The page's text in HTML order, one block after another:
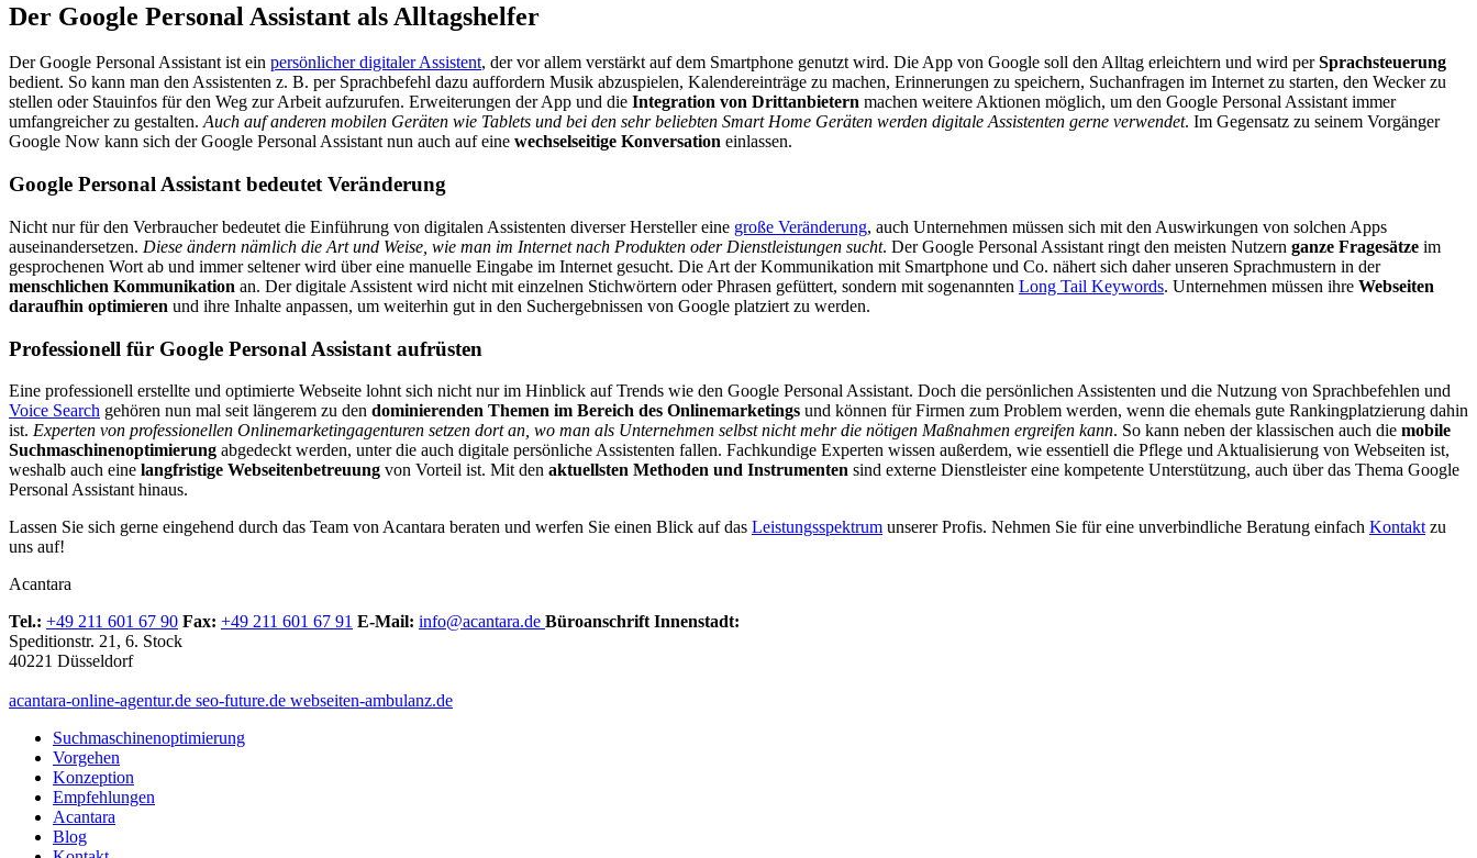
Der Google Personal Assistant als Alltagshelfer
Der Google Personal Assistant ist ein persönlicher digitaler Assistent, der vor allem verstärkt auf dem Smartphone genutzt wird. Die App von Google soll den Alltag erleichtern und wird perSprachsteuerung
bedient. So kann man den Assistenten z. B. per Sprachbefehl dazu auffordern Musik abzuspielen, Kalendereinträge zu machen, Erinnerungen zu speichern, Suchanfragen im Internet zu starten, den Wecker zu
stellen oder Stauinfos für den Weg zur Arbeit aufzurufen. Erweiterungen der App und die Integration von Drittanbietern machen weitere Aktionen möglich, um den Google Personal Assistant immer
umfangreicher zu gestalten.Auch auf anderen mobilen Geräten wie Tablets und bei den sehr beliebten Smart Home Geräten werden digitale Assistenten gerne verwendet. Im Gegensatz zu seinem Vorgänger
Google Now kann sich der Google Personal Assistant nun auch auf eine wechselseitige Konversation einlassen.
Google Personal Assistant bedeutet Veränderung
Nicht nur für den Verbraucher bedeutet die Einführung von digitalen Assistenten diverser Hersteller eine große Veränderung, auch Unternehmen müssen sich mit den Auswirkungen von solchen Apps
auseinandersetzen. Diese ändern nämlich die Art und Weise, wie man im Internet nach Produkten oder Dienstleistungen sucht. Der Google Personal Assistant ringt den meisten Nutzern ganze Fragesätze im
gesprochenen Wort ab und immer seltener wird über eine manuelle Eingabe im Internet gesucht. Die Art der Kommunikation mit Smartphone und Co. nähert sich daher unseren Sprachmustern in der
menschlichen Kommunikation an. Der digitale Assistent wird nicht mit einzelnen Stichwörtern oder Phrasen gefüttert, sondern mit sogenannten Long Tail Keywords. Unternehmen müssen ihre Webseiten
daraufhin optimieren und ihre Inhalte anpassen, um weiterhin gut in den Suchergebnissen von Google platziert zu werden.
Professionell für Google Personal Assistant aufrüsten
Eine professionell erstellte und optimierte Webseite lohnt sich nicht nur im Hinblick auf Trends wie den Google Personal Assistant. Doch die persönlichen Assistenten und die Nutzung von Sprachbefehlen und
Voice Search gehören nun mal seit längerem zu den dominierenden Themen im Bereich des Onlinemarketings und können für Firmen zum Problem werden, wenn die ehemals gute Rankingplatzierung dahin
ist. Experten von professionellen Onlinemarketingagenturen setzen dort an, wo man als Unternehmen selbst nicht mehr die nötigen Maßnahmen ergreifen kann. So kann neben der klassischen auch die mobile
Suchmaschinenoptimierung abgedeckt werden, unter die auch digitale persönliche Assistenten fallen. Fachkundige Experten wissen außerdem, wie essentiell die Pflege und Aktualisierung von Webseiten ist,
weshalb auch eine langfristige Webseitenbetreuung von Vorteil ist. Mit den aktuellsten Methoden und Instrumenten sind externe Dienstleister eine kompetente Unterstützung, auch über das Thema Google
Personal Assistant hinaus.
Lassen Sie sich gerne eingehend durch das Team von Acantara beraten und werfen Sie einen Blick auf das Leistungsspektrum unserer Profis. Nehmen Sie für eine unverbindliche Beratung einfach Kontakt zu
uns auf!
Acantara
Tel.: +49 211 601 67 90 Fax: +49 211 601 67 91 E-Mail: info@acantara.de Büroanschrift Innenstadt:
Speditionstr. 21, 6. Stock
40221 Düsseldorf
acantara-online-agentur.de seo-future.de webseiten-ambulanz.de
Suchmaschinenoptimierung
Vorgehen
Konzeption
Empfehlungen
Acantara
Blog